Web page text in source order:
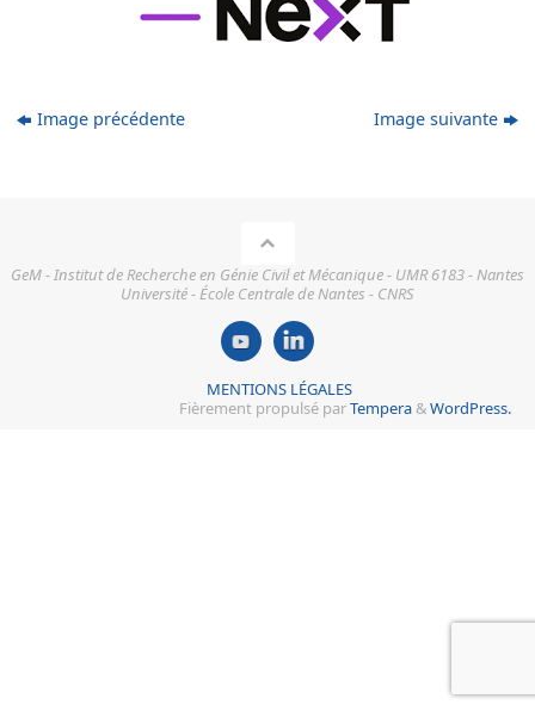
Image précédente Image suivante
GeM - Institut de Recherche en Génie Civil et Mécanique - UMR 6183 - Nantes
Université - École Centrale de Nantes - CNRS
MENTIONS LÉGALES
Fièrement propulsé parTempera &WordPress.